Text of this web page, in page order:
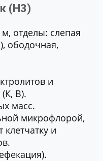
(H3)
отделы: слепая
ободочная,
и
В).
масс.
микрофлорой,
и